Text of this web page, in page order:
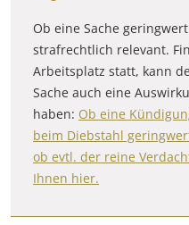
Ob eine Sache
strafrechtlich relevant.
Arbeitsplatz statt, kann
Sache auch eine
haben: Ob eine
beim Diebstahl
ob evtl. der reine
Ihnen hier.